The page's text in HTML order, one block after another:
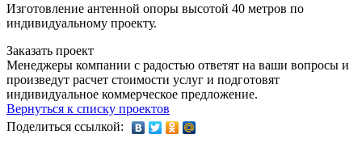
Изготовление антенной опоры высотой 40 метров по
индивидуальному проекту.
Заказать проект
Менеджеры компании с радостью ответят на ваши вопросы и
произведут расчет стоимости услуг и подготовят
индивидуальное коммерческое предложение.
Вернуться к списку проектов
Поделиться ссылкой: